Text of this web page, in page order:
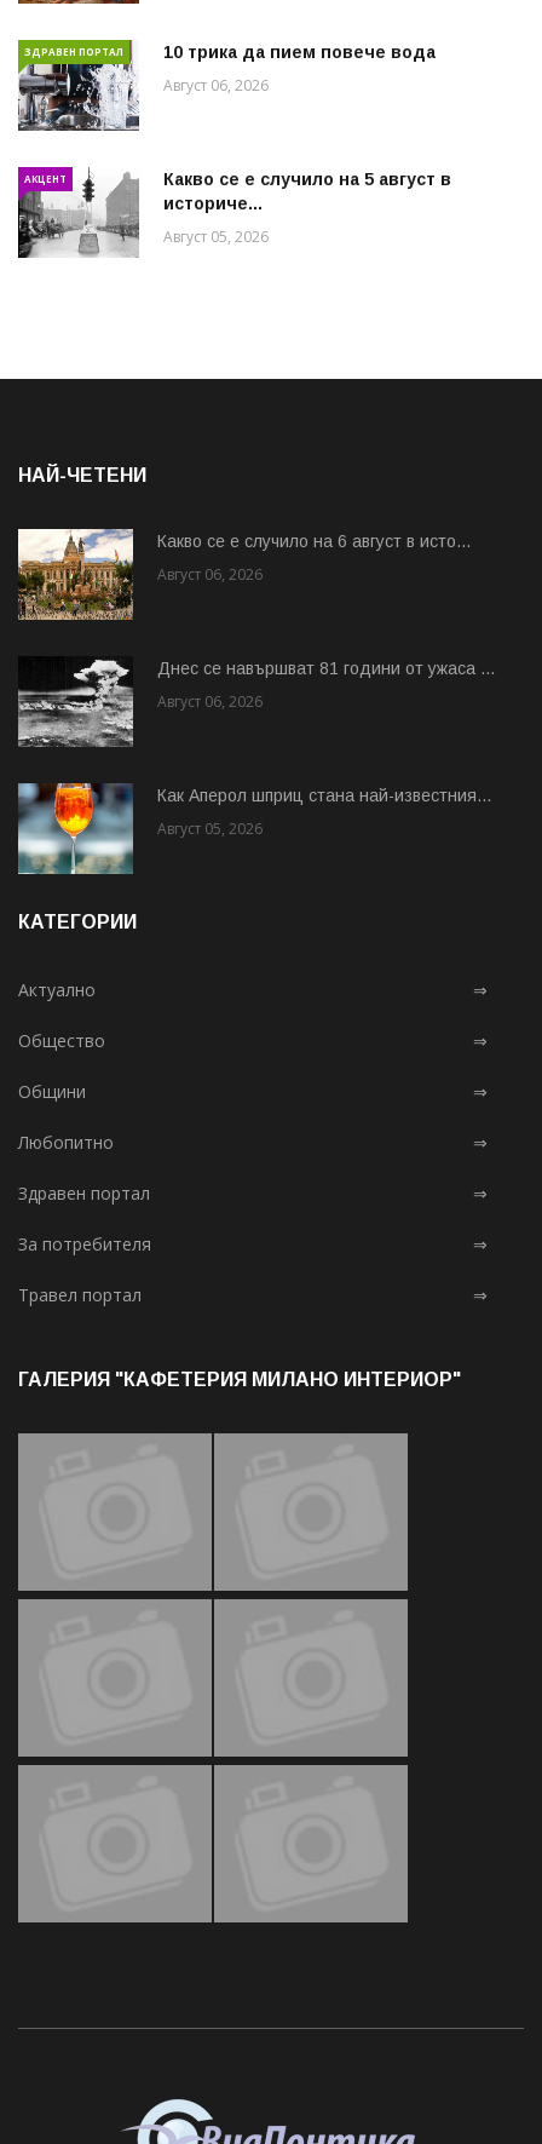
ЗДРАВЕН ПОРТАЛ 10 трика да пием повече вода
Август 06, 2026
АКЦЕНТ
Какво се е случило на 5 август в
историче...
Август 05, 2026
НАЙ-ЧЕТЕНИ
Какво се е случило на 6 август в исто...
Август 06, 2026
Днес се навършват 81 години от ужаса ...
Август 06, 2026
Как Аперол шприц стана най-известния...
Август 05, 2026
КАТЕГОРИИ
Актуално ⇒
Общество ⇒
Общини ⇒
Любопитно ⇒
Здравен портал ⇒
За потребителя ⇒
Травел портал ⇒
ГАЛЕРИЯ "КАФЕТЕРИЯ МИЛАНО ИНТЕРИОР"